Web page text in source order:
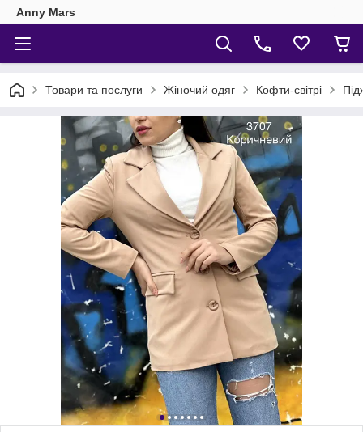
Anny Mars
Товари та послуги Жіночий одяг Кофти-світрі